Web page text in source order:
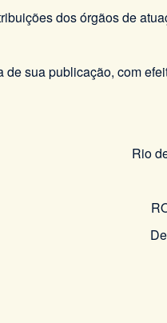
dos órgãos de
sua publicação, com
Rio